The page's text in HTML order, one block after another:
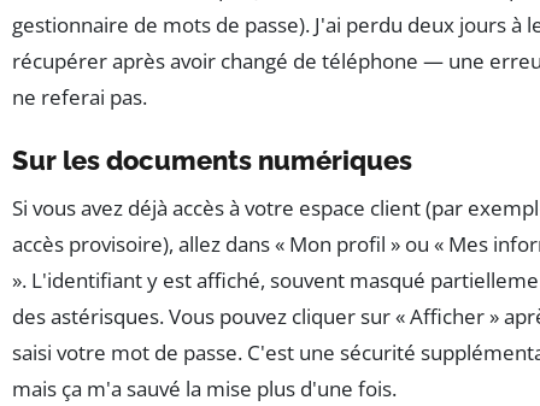
gestionnaire de mots de passe). J'ai perdu deux jours à
récupérer après avoir changé de téléphone — une
ne referai pas.
Sur les documents numériques
Si vous avez déjà accès à votre espace client (par
accès provisoire), allez dans « Mon profil » ou « Mes
». L'identifiant y est affiché, souvent masqué
des astérisques. Vous pouvez cliquer sur « Afficher »
saisi votre mot de passe. C'est une sécurité
mais ça m'a sauvé la mise plus d'une fois.